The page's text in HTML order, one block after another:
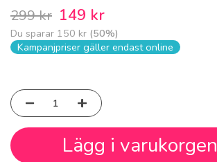
299 kr 149 kr
Du sparar 150 kr (50%)
Kampanjpriser gäller endast online
Lägg i varukorgen